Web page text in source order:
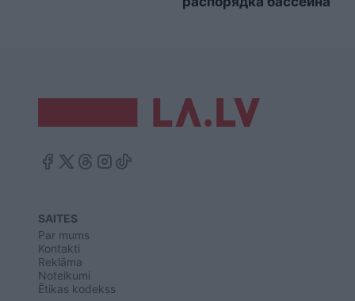
SAITES
Par mums
Kontakti
Reklāma
Noteikumi
Ētikas kodekss